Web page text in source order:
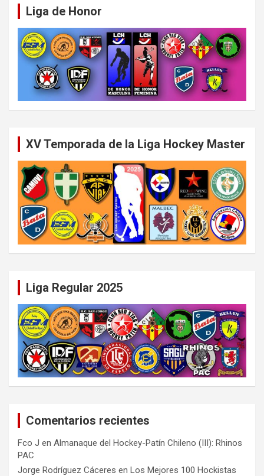
Liga de Honor
XV Temporada de la Liga Hockey Master
Liga Regular 2025
Comentarios recientes
Fco J en Almanaque del Hockey-Patín Chileno (III): Rhinos
PAC
Jorge Rodríguez Cáceres en Los Mejores 100 Hockistas